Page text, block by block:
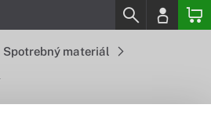
Spotrebný materiál